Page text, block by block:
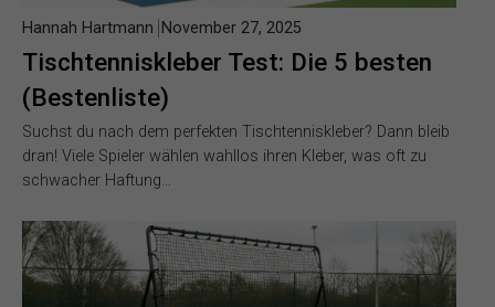
Tischtenniskleber Test: Die 5 besten
(Bestenliste)
Hannah Hartmann November 27, 2025
Suchst du nach dem perfekten Tischtenniskleber? Dann bleib
dran! Viele Spieler wählen wahllos ihren Kleber, was oft zu
schwacher Haftung…